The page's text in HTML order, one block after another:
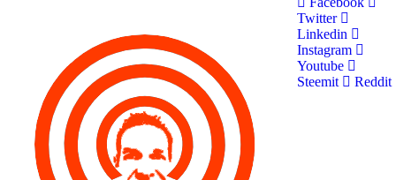
Twitter
Linkedin
Instagram
Youtube
Steemit
Reddit